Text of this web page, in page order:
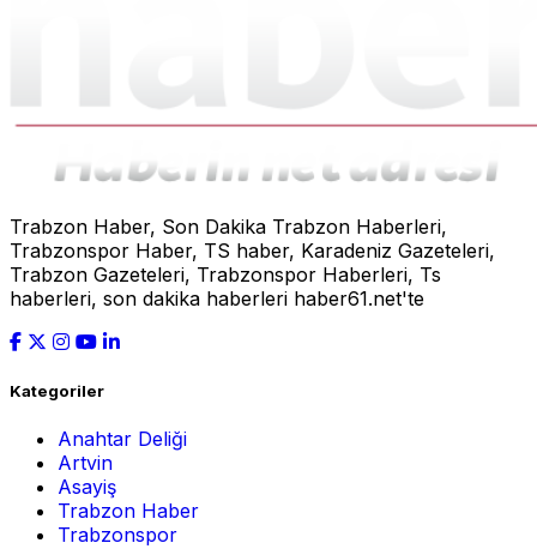
Trabzon Haber, Son Dakika Trabzon Haberleri,
Trabzonspor Haber, TS haber, Karadeniz Gazeteleri,
Trabzon Gazeteleri, Trabzonspor Haberleri, Ts
haberleri, son dakika haberleri haber61.net'te
Kategoriler
Anahtar Deliği
Artvin
Asayiş
Trabzon Haber
Trabzonspor